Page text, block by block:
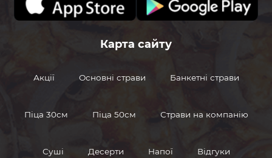
Карта сайту
Акції Основні страви Банкетні страви
Піца 30см Піца 50см Страви на компанію
Суші Десерти Напої Відгуки